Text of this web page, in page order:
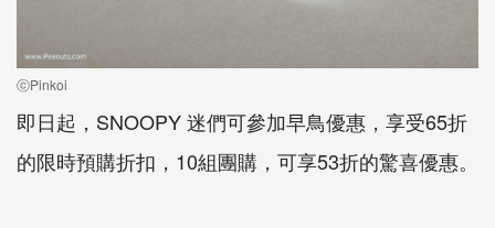
ⓒPinkoi
即日起，SNOOPY 迷們可參加早鳥優惠，享受65折
的限時預購折扣，10組團購，可享53折的驚喜優惠。